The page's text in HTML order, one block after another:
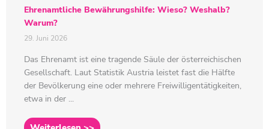
Ehrenamtliche Bewährungshilfe: Wieso? Weshalb?
Warum?
29. Juni 2026
Das Ehrenamt ist eine tragende Säule der österreichischen
Gesellschaft. Laut Statistik Austria leistet fast die Hälfte
der Bevölkerung eine oder mehrere Freiwilligentätigkeiten,
etwa in der ...